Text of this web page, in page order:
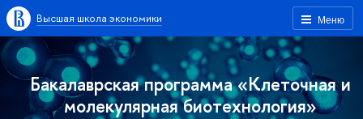
Меню
Высшая школа экономики
Бакалаврская программа «Клеточная и
молекулярная биотехнология»